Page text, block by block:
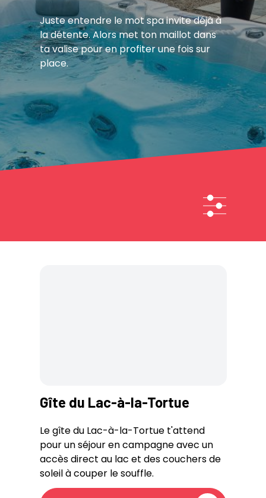
Juste entendre le mot spa invite déjà à
la détente. Alors met ton maillot dans
ta valise pour en profiter une fois sur
place.
Gîte du Lac-à-la-Tortue
Le gîte du Lac-à-la-Tortue t'attend
pour un séjour en campagne avec un
accès direct au lac et des couchers de
soleil à couper le souffle.